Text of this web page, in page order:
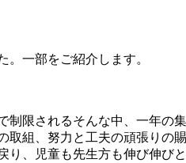
一部をご紹介します。
限されるそんな中、一年の
組、努力と工夫の頑張りの
、児童も先生方も伸び伸び